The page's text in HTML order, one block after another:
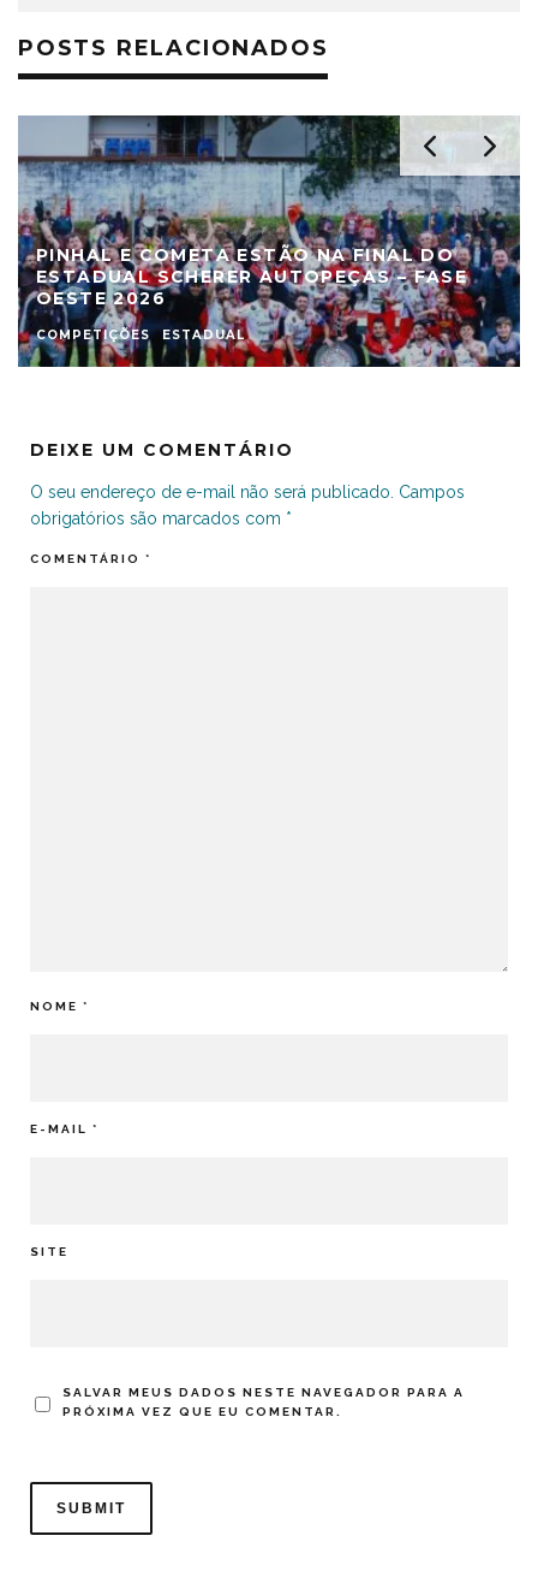
POSTS RELACIONADOS
PINHAL E COMETA ESTÃO NA FINAL DO
ESTADUAL SCHERER AUTOPEÇAS – FASE
OESTE 2026
COMPETIÇÕES ESTADUAL
DEIXE UM COMENTÁRIO
O seu endereço de e-mail não será publicado. Campos
obrigatórios são marcados com *
COMENTÁRIO *
NOME *
E-MAIL *
SITE
SALVAR MEUS DADOS NESTE NAVEGADOR PARA A
PRÓXIMA VEZ QUE EU COMENTAR.